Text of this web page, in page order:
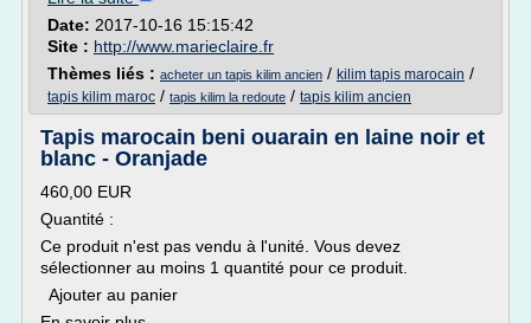
Date: 2017-10-16 15:15:42
Site : http://www.marieclaire.fr
Thèmes liés : acheter un tapis kilim ancien / kilim tapis marocain /
tapis kilim maroc / tapis kilim la redoute / tapis kilim ancien
Tapis marocain beni ouarain en laine noir et
blanc - Oranjade
460,00 EUR
Quantité :
Ce produit n'est pas vendu à l'unité. Vous devez
sélectionner au moins 1 quantité pour ce produit.
Ajouter au panier